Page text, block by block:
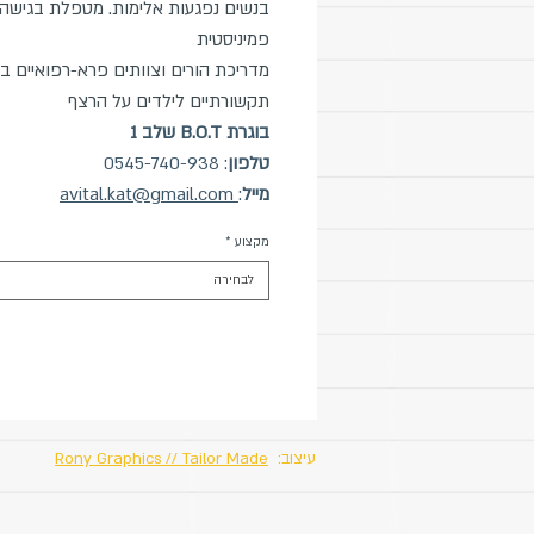
בנשים נפגעות אלימות. מטפלת בגישה
פמיניסטית
מדריכת הורים וצוותים פרא-רפואיים
תקשורתיים לילדים על הרצף
בוגרת B.O.T שלב 1
טלפון: 0545-740-938
מייל:
מקצוע *
לבחירה
עיצוב: Rony Graphics // Tailor Made